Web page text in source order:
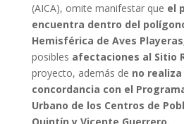
(AICA), omite manifestar que el
encuentra dentro del
Hemisférica de Aves
posibles afectaciones al Sitio
proyecto, además de no
concordancia con el
Urbano de los Centros de
Quintín y Vicente Guerrero.